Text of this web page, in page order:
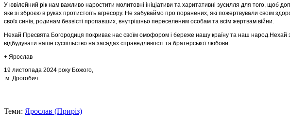
У ювілейний рік нам важливо наростити молитовні ініціативи та харитативні зусилля для того, щоб
яке зі зброєю в руках протистоїть агресору. Не забуваймо про поранених, які пожертвували своїм
своїх синів, родинам безвісті пропавших, внутрішньо переселеним особам та всім жертвам війни.
Нехай Пресвята Богородиця покриває нас своїм омофором і береже нашу країну та наш народ.Нехай
відбудувати наше суспільство на засадах справедливості та братерської любови.
+ Ярослав
19 листопада 2024 року Божого,
м. Дрогобич
Теми: Ярослав (Приріз)